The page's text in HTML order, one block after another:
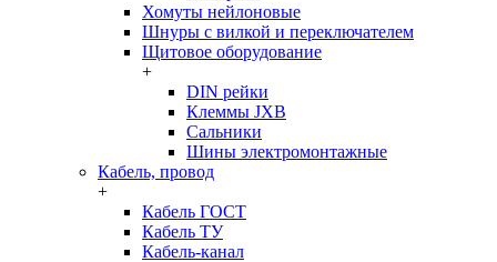
Хомуты нейлоновые
Шнуры с вилкой и переключателем
Щитовое оборудование
+
DIN рейки
Клеммы JXB
Сальники
Шины электромонтажные
Кабель, провод
+
Кабель ГОСТ
Кабель ТУ
Кабель-канал